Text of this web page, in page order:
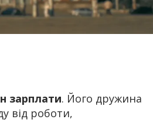
зарплати. Його дружина
від роботи,